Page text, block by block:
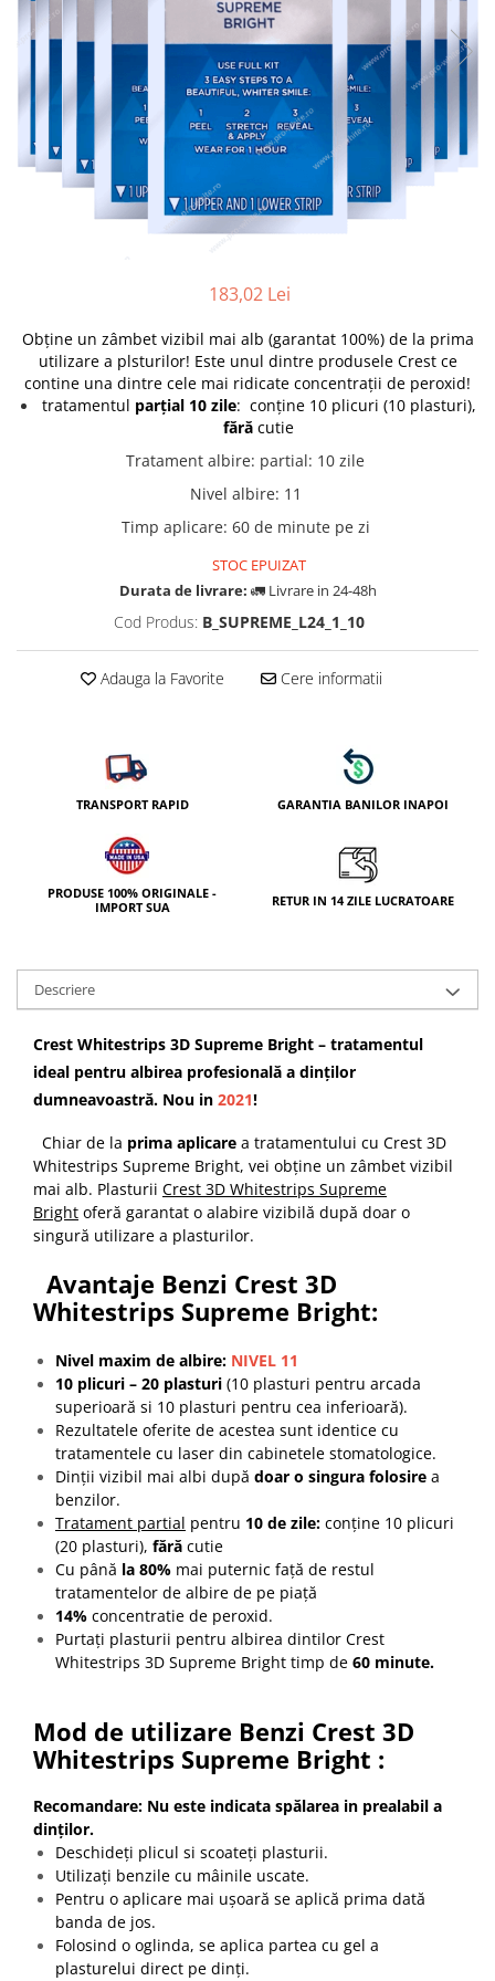
183,02 Lei
Obține un zâmbet vizibil mai alb (garantat 100%) de la prima
utilizare a plsturilor! Este unul dintre produsele Crest ce
contine una dintre cele mai ridicate concentrații de peroxid!
tratamentul parțial 10 zile: conține 10 plicuri (10 plasturi),
fără cutie
Tratament albire: partial: 10 zile
Nivel albire: 11
Timp aplicare: 60 de minute pe zi
STOC EPUIZAT
Durata de livrare: 🚛 Livrare in 24-48h
Cod Produs: B_SUPREME_L24_1_10
Adauga la Favorite Cere informatii
TRANSPORT RAPID GARANTIA BANILOR INAPOI
PRODUSE 100% ORIGINALE -
IMPORT SUA
RETUR IN 14 ZILE LUCRATOARE
Descriere
Crest Whitestrips 3D Supreme Bright – tratamentul
ideal pentru albirea profesională a dinților
dumneavoastră. Nou in 2021!
Chiar de la prima aplicare a tratamentului cu Crest 3D
Whitestrips Supreme Bright, vei obține un zâmbet vizibil
mai alb. Plasturii Crest 3D Whitestrips Supreme
Bright oferă garantat o alabire vizibilă după doar o
singură utilizare a plasturilor.
Avantaje Benzi Crest 3D
Whitestrips Supreme Bright:
Nivel maxim de albire: NIVEL 11
10 plicuri – 20 plasturi (10 plasturi pentru arcada
superioară si 10 plasturi pentru cea inferioară).
Rezultatele oferite de acestea sunt identice cu
tratamentele cu laser din cabinetele stomatologice.
Dinții vizibil mai albi după doar o singura folosire a
benzilor.
Tratament partial pentru 10 de zile: conține 10 plicuri
(20 plasturi), fără cutie
Cu până la 80% mai puternic față de restul
tratamentelor de albire de pe piață
14% concentratie de peroxid.
Purtați plasturii pentru albirea dintilor Crest
Whitestrips 3D Supreme Bright timp de 60 minute.
Mod de utilizare Benzi Crest 3D
Whitestrips Supreme Bright :
Recomandare: Nu este indicata spălarea in prealabil a
dinților.
Deschideți plicul si scoateți plasturii.
Utilizați benzile cu mâinile uscate.
Pentru o aplicare mai ușoară se aplică prima dată
banda de jos.
Folosind o oglinda, se aplica partea cu gel a
plasturelui direct pe dinți.